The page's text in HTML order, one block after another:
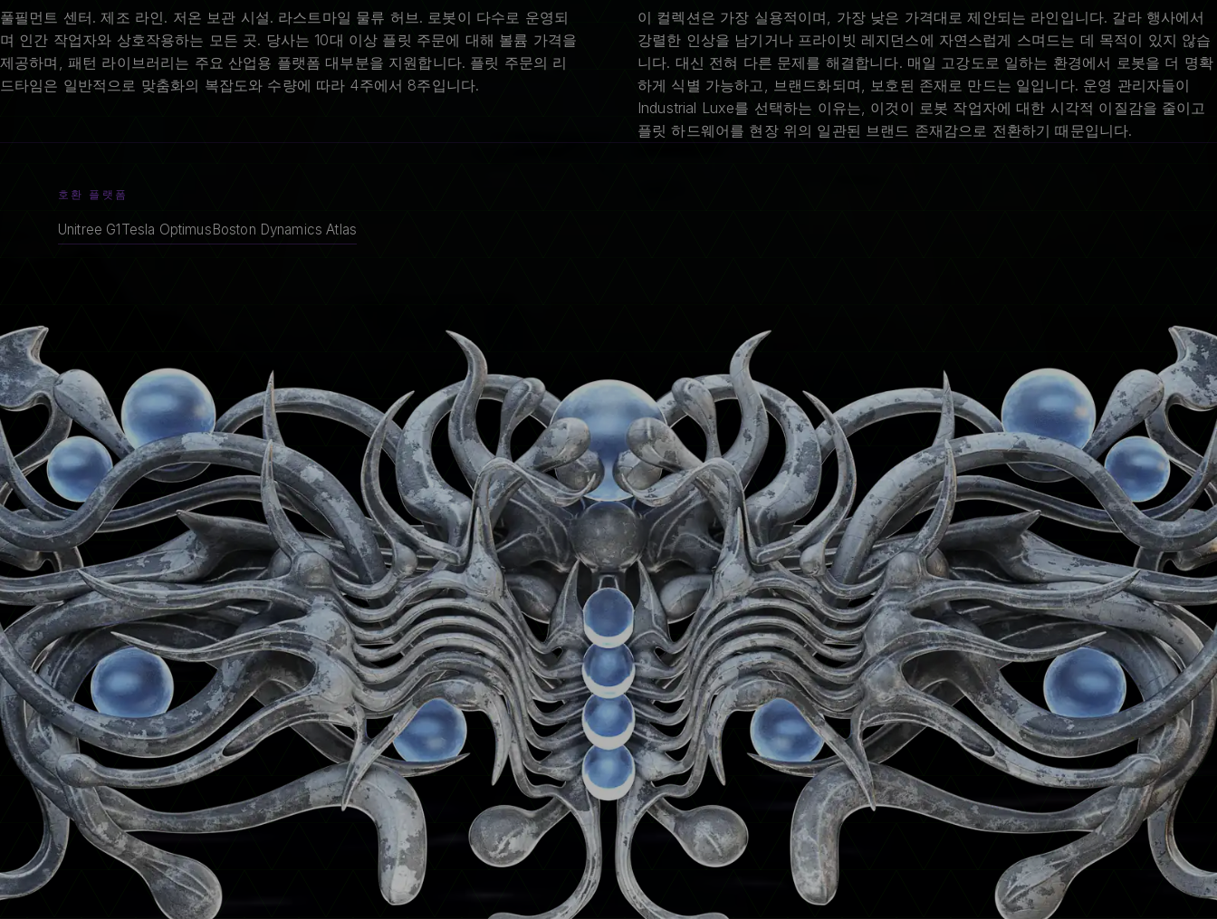
풀필먼트 센터. 제조 라인. 저온 보관 시설. 라스트마일 물류 허브. 로봇이 다수로 운영되
며 인간 작업자와 상호작용하는 모든 곳. 당사는 10대 이상 플릿 주문에 대해 볼륨 가격을
제공하며, 패턴 라이브러리는 주요 산업용 플랫폼 대부분을 지원합니다. 플릿 주문의 리
드타임은 일반적으로 맞춤화의 복잡도와 수량에 따라 4주에서 8주입니다.
이 컬렉션은 가장 실용적이며, 가장 낮은 가격대로 제안되는 라인입니다. 갈라 행사에서
강렬한 인상을 남기거나 프라이빗 레지던스에 자연스럽게 스며드는 데 목적이 있지 않습
니다. 대신 전혀 다른 문제를 해결합니다. 매일 고강도로 일하는 환경에서 로봇을 더 명확
하게 식별 가능하고, 브랜드화되며, 보호된 존재로 만드는 일입니다. 운영 관리자들이
Industrial Luxe를 선택하는 이유는, 이것이 로봇 작업자에 대한 시각적 이질감을 줄이고
플릿 하드웨어를 현장 위의 일관된 브랜드 존재감으로 전환하기 때문입니다.
호환 플랫폼
Unitree G1 Tesla Optimus Boston Dynamics Atlas